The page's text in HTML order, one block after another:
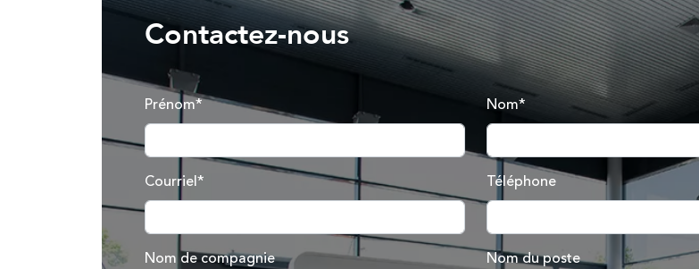
Contactez-nous
Prénom* Nom*
Courriel* Téléphone
Nom de compagnie Nom du poste